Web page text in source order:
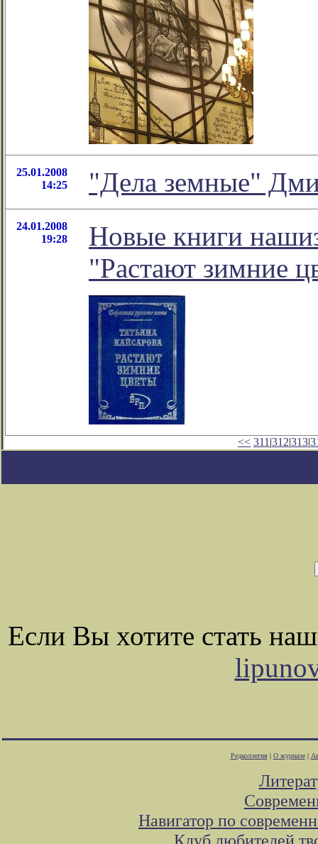
25.01.2008
14:25
"Дела земные"
24.01.2008
19:28
Новые книги
"Растают зимние
<< 311 |312|313|
Если Вы хотите стать
Редколлегия| О журнале|
Навигатор по
Клуб любителей